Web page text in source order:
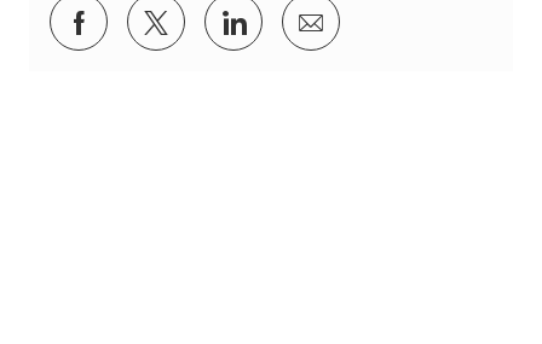
Delen via Facebook
Delen via twitter
Delen via LinkedIn
Delen via e-mail